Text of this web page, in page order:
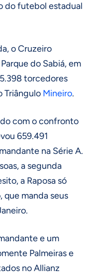
do futebol estadual
o Cruzeiro
do Sabiá, em
torcedores
Triângulo Mineiro.
com o confronto
659.491
na Série A.
a segunda
a Raposa só
que manda seus
e um
Palmeiras e
no Allianz